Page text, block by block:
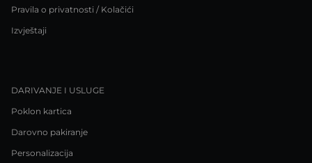
Pravila o privatnosti / Kolačići
Izvještaji
DARIVANJE I USLUGE
Poklon kartica
Darovno pakiranje
Personalizacija